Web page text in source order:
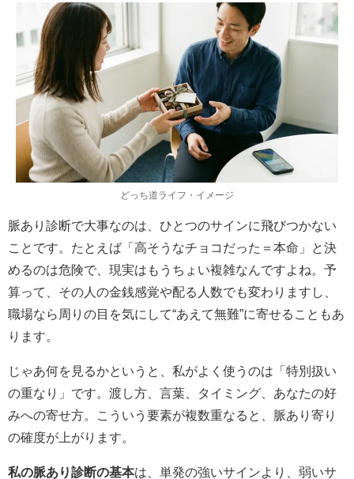
どっち道ライフ・イメージ
脈あり診断で大事なのは、ひとつのサインに飛びつかない
ことです。たとえば「高そうなチョコだった＝本命」と決
めるのは危険で、現実はもうちょい複雑なんですよね。予
算って、その人の金銭感覚や配る人数でも変わりますし、
職場なら周りの目を気にして“あえて無難”に寄せることもあ
ります。
じゃあ何を見るかというと、私がよく使うのは「特別扱い
の重なり」です。渡し方、言葉、タイミング、あなたの好
みへの寄せ方。こういう要素が複数重なると、脈あり寄り
の確度が上がります。
私の脈あり診断の基本は、
単発の強いサインより、弱いサ